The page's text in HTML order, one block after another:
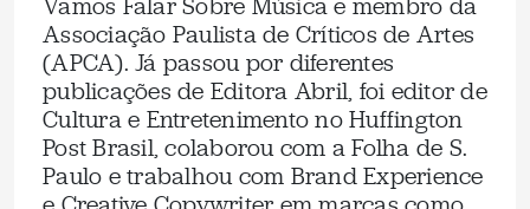
Associação Paulista de Críticos de Artes
(APCA). Já passou por diferentes
publicações de Editora Abril, foi editor de
Cultura e Entretenimento no Huffington
Post Brasil, colaborou com a Folha de S.
Paulo e trabalhou com Brand Experience